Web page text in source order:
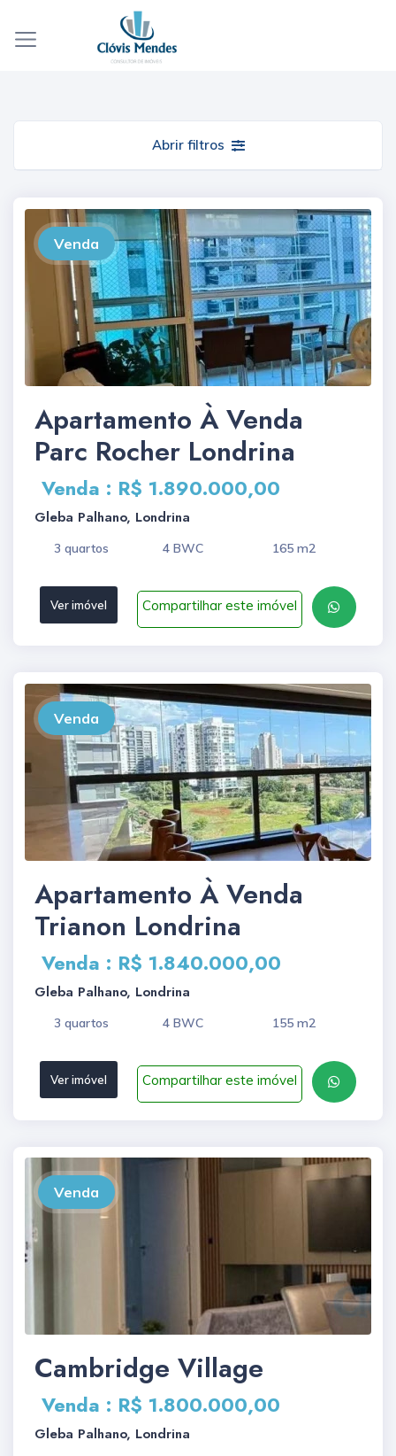
Abrir filtros
Venda
Apartamento À Venda
Parc Rocher Londrina
Venda : R$ 1.890.000,00
Gleba Palhano, Londrina
3 quartos 4 BWC 165 m2
Ver imóvel Compartilhar este imóvel
Venda
Apartamento À Venda
Trianon Londrina
Venda : R$ 1.840.000,00
Gleba Palhano, Londrina
3 quartos 4 BWC 155 m2
Ver imóvel Compartilhar este imóvel
Venda
Cambridge Village
Venda : R$ 1.800.000,00
Gleba Palhano, Londrina